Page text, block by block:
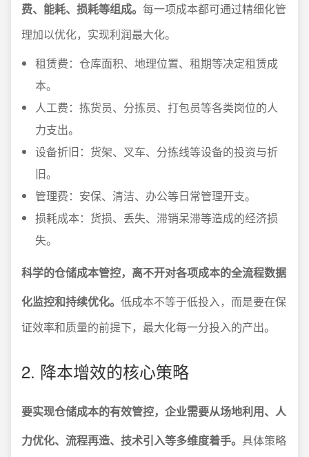
费、能耗、损耗等组成。 每一项成本都可通过精细化管
理加以优化，实现利润最大化。
租赁费：仓库面积、地理位置、租期等决定租赁成
本。
人工费：拣货员、分拣员、打包员等各类岗位的人
力支出。
设备折旧：货架、叉车、分拣线等设备的投资与折
旧。
管理费：安保、清洁、办公等日常管理开支。
损耗成本：货损、丢失、滞销呆滞等造成的经济损
失。
科学的仓储成本管控，离不开对各项成本的全流程数据
化监控和持续优化。 低成本不等于低投入，而是要在保
证效率和质量的前提下，最大化每一分投入的产出。
2. 降本增效的核心策略
要实现仓储成本的有效管控，企业需要从场地利用、人
力优化、流程再造、技术引入等多维度着手。 具体策略